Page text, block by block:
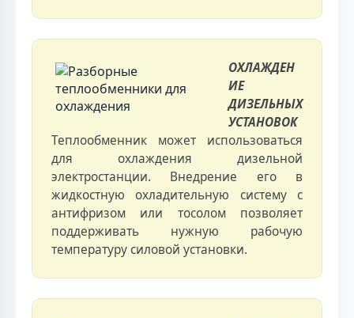
ОХЛАЖДЕН
ИЕ
ДИЗЕЛЬНЫХ
УСТАНОВОК
Теплообменник может использоваться
для охлаждения дизельной
электростанции. Внедрение его в
жидкостную охладительную систему с
антифризом или тосолом позволяет
поддерживать нужную рабочую
температуру силовой установки.